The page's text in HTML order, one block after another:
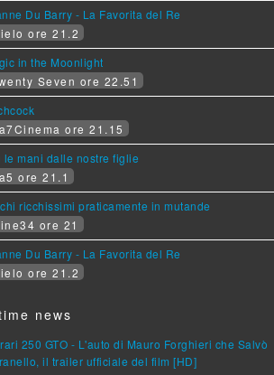
Du Barry - La Favorita del Re
ore 21.2
in the Moonlight
Seven ore 22.51
ore 21.15
le mani dalle nostre figlie
ore 21.1
ricchissimi praticamente in mutande
ore 21
Du Barry - La Favorita del Re
ore 21.2
news
250 GTO - L'auto di Mauro Forghieri che Salvò
il trailer ufficiale del film [HD]